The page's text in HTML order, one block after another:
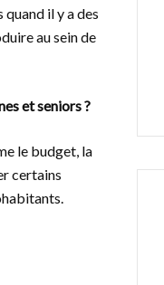
quand il y a des
au sein de
et seniors ?
le budget, la
certains